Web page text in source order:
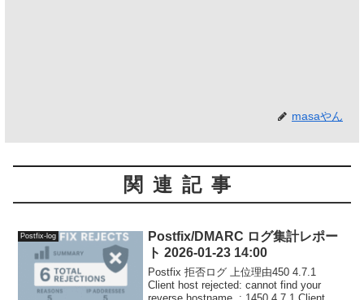
masaやん
関連記事
Postfix-log
Postfix/DMARC ログ集計レポー
ト 2026-01-23 14:00
Postfix 拒否ログ 上位理由450 4.7.1
Client host rejected: cannot find your